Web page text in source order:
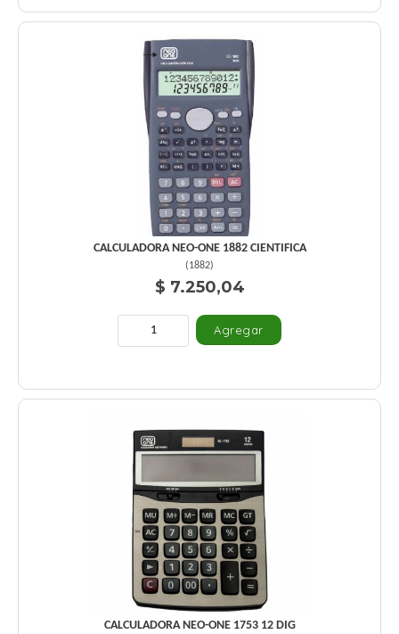
CALCULADORA NEO-ONE 1882 CIENTIFICA
(1882)
$ 7.250,04
CALCULADORA NEO-ONE 1753 12 DIG